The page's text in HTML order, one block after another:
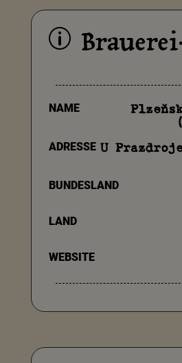
p
NAME
ADRESSE U
BUNDESLAND
LAND
WEBSITE